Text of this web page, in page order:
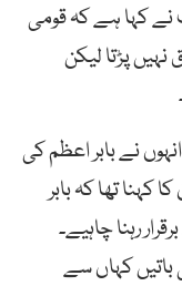
نے کہا ہے کہ قومی
نہیں پڑتا لیکن
نے بابر اعظم کی
کہنا تھا کہ بابر
رہنا چاہیے۔
باتیں کہاں سے